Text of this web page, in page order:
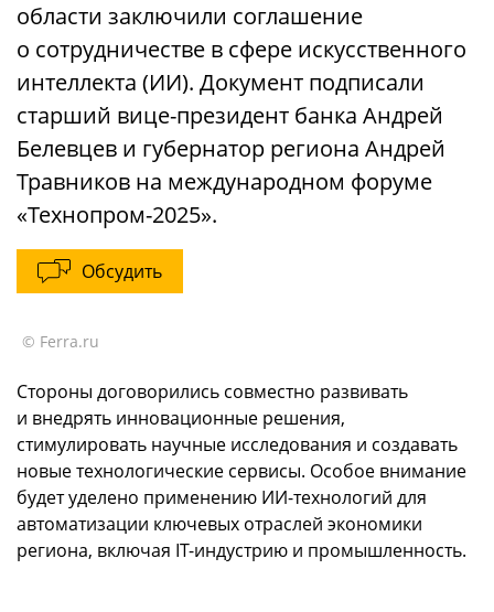
области заключили соглашение
о сотрудничестве в сфере искусственного
интеллекта (ИИ). Документ подписали
старший вице-президент банка Андрей
Белевцев и губернатор региона Андрей
Травников на международном форуме
«Технопром-2025».
Обсудить
© Ferra.ru
Стороны договорились совместно развивать
и внедрять инновационные решения,
стимулировать научные исследования и создавать
новые технологические сервисы. Особое внимание
будет уделено применению ИИ-технологий для
автоматизации ключевых отраслей экономики
региона, включая IT-индустрию и промышленность.